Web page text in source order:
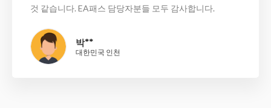
것 같습니다. EA패스 담당자분들 모두 감사합니다.
박**
대한민국 인천